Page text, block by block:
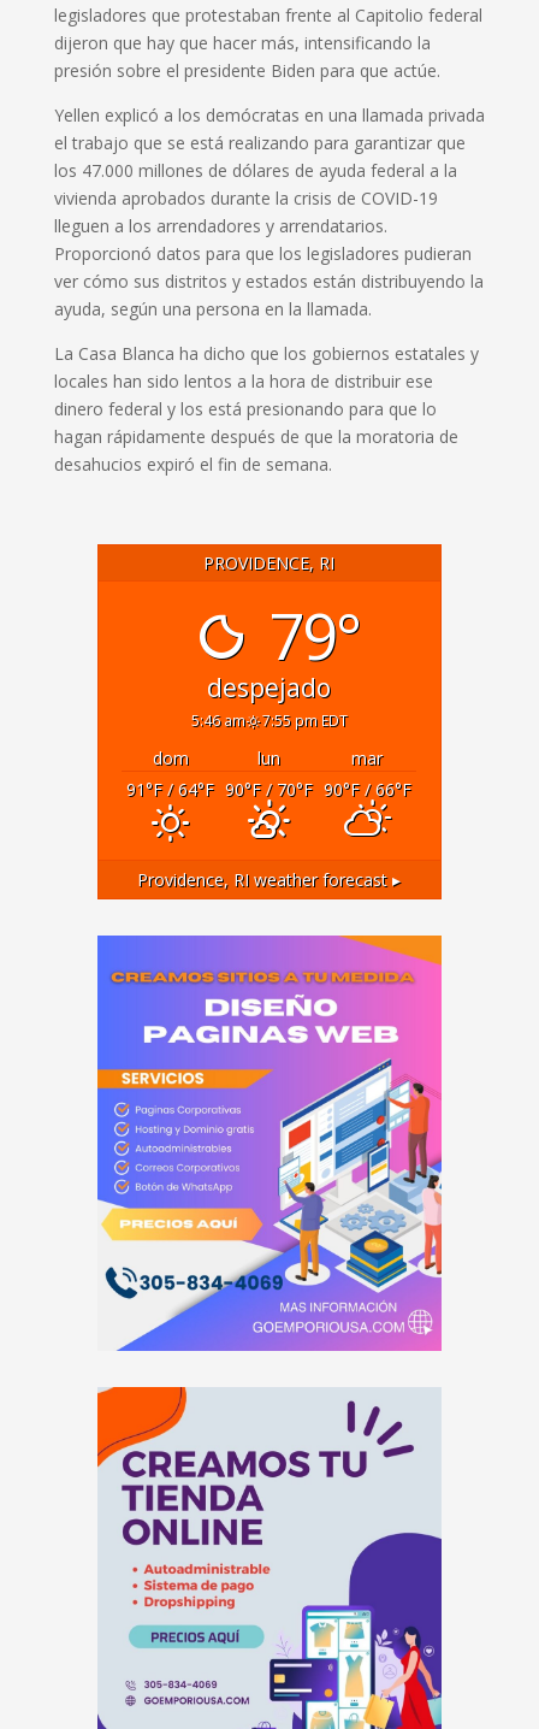
legisladores que protestaban frente al Capitolio federal
dijeron que hay que hacer más, intensificando la
presión sobre el presidente Biden para que actúe.
Yellen explicó a los demócratas en una llamada privada
el trabajo que se está realizando para garantizar que
los 47.000 millones de dólares de ayuda federal a la
vivienda aprobados durante la crisis de COVID-19
lleguen a los arrendadores y arrendatarios.
Proporcionó datos para que los legisladores pudieran
ver cómo sus distritos y estados están distribuyendo la
ayuda, según una persona en la llamada.
La Casa Blanca ha dicho que los gobiernos estatales y
locales han sido lentos a la hora de distribuir ese
dinero federal y los está presionando para que lo
hagan rápidamente después de que la moratoria de
desahucios expiró el fin de semana.
PROVIDENCE, RI
79°
despejado
5:46 am 7:55 pm EDT
dom lun
mar
91°F/ 64°F 90°F/ 70°F 90°F/ 66°F
Providence, RI weather forecast ▸